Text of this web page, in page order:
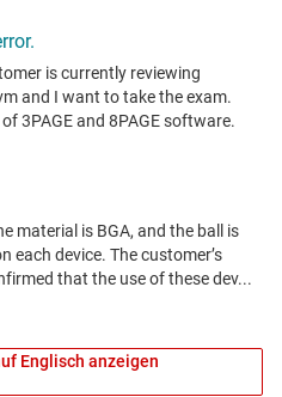
Englisch anzeigen